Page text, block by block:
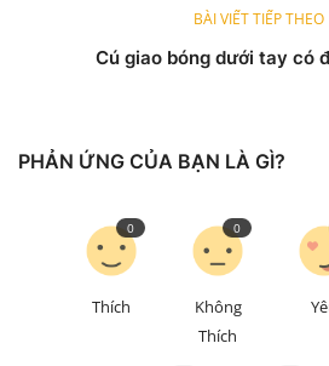
BÀI VIẾT TIẾP THEO
Cú giao bóng dưới tay có
PHẢN ỨNG CỦA BẠN LÀ GÌ?
Thích
0
Không
Thích
0